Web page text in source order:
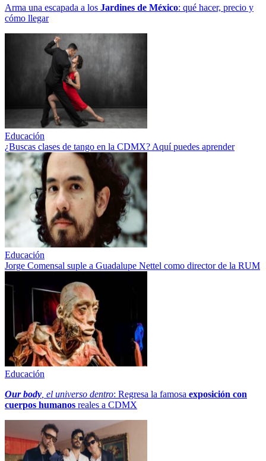
Arma una escapada a los Jardines de México: qué hacer, precio y
cómo llegar
Educación
¿Buscas clases de tango en la CDMX? Aquí puedes aprender
Educación
Jorge Comensal suple a Guadalupe Nettel como director de la RUM
Educación
Our body , el universo dentro: Regresa la famosa exposición con
cuerpos humanos reales a CDMX